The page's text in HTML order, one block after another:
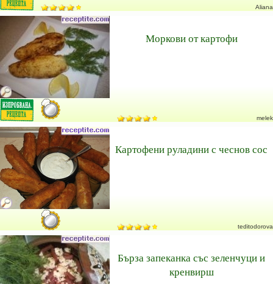
Aliana
Моркови от картофи
melek
Картофени руладини с чеснов сос
teditodorova
Бърза запеканка със зеленчуци и
кренвирш